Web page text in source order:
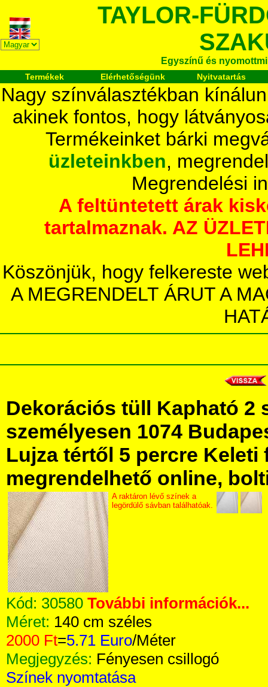
TAYLOR-
Egyszínű és
Termékek Elérhetőségünk Nyitvatartás
Nagy színválasztékban
akinek fontos, hogy
Termékeinket bárki
üzleteinkben,
Megrendelési
A feltüntetett árak
tartalmaznak. AZ
Köszönjük, hogy felkereste
A MEGRENDELT ÁRUT A
Dekorációs tüll Kapható 2
személyesen 1074
Lujza tértől 5 percre Keleti
megrendelhető online,
A raktáron lévő színek a
legördülő sávban találhatóak.
Kód: 30580 További információk...
Méret: 140 cm széles
2000 Ft=5.71 Euro/Méter
Megjegyzés: Fényesen csillogó
Színek nyomtatása